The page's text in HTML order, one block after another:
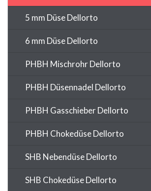
5 mm Düse Dellorto
6 mm Düse Dellorto
PHBH Mischrohr Dellorto
PHBH Düsennadel Dellorto
PHBH Gasschieber Dellorto
PHBH Chokedüse Dellorto
SHB Nebendüse Dellorto
SHB Chokedüse Dellorto